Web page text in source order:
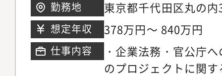
勤務地
東京都千代田区丸の
階937区アクセス : 有
徒歩3分・業務委託
短勤務等の相談も可
想定年収 378万円～ 840万円
仕事内容
・企業法務・官公庁
のプロジェクトに関